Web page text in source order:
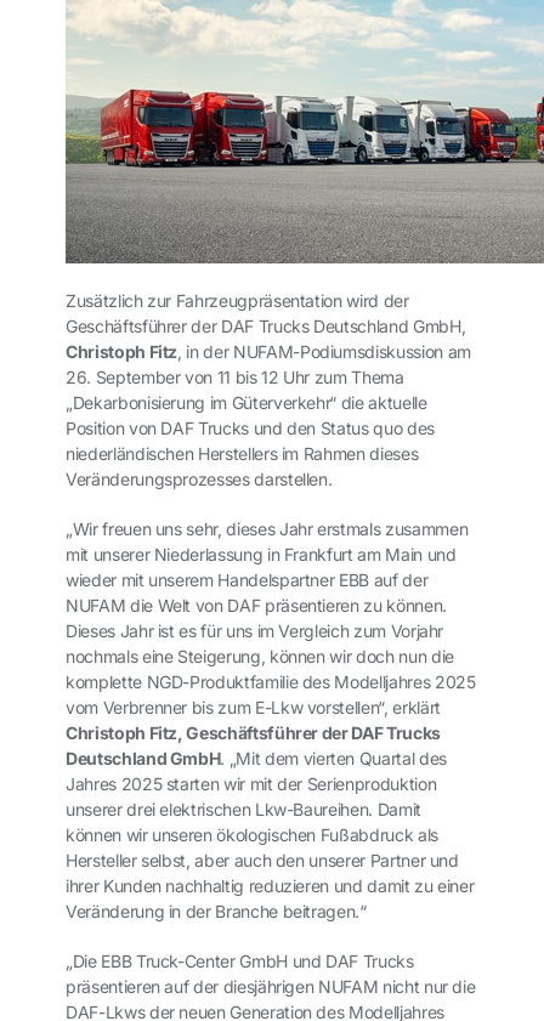
Zusätzlich zur Fahrzeugpräsentation wird der
Geschäftsführer der DAF Trucks Deutschland GmbH,
Christoph Fitz, in der NUFAM-Podiumsdiskussion am
26. September von 11 bis 12 Uhr zum Thema
„Dekarbonisierung im Güterverkehr“ die aktuelle
Position von DAF Trucks und den Status quo des
niederländischen Herstellers im Rahmen dieses
Veränderungsprozesses darstellen.
„Wir freuen uns sehr, dieses Jahr erstmals zusammen
mit unserer Niederlassung in Frankfurt am Main und
wieder mit unserem Handelspartner EBB auf der
NUFAM die Welt von DAF präsentieren zu können.
Dieses Jahr ist es für uns im Vergleich zum Vorjahr
nochmals eine Steigerung, können wir doch nun die
komplette NGD-Produktfamilie des Modelljahres 2025
vom Verbrenner bis zum E-Lkw vorstellen“, erklärt
Christoph Fitz, Geschäftsführer der DAF Trucks
Deutschland GmbH. „Mit dem vierten Quartal des
Jahres 2025 starten wir mit der Serienproduktion
unserer drei elektrischen Lkw-Baureihen. Damit
können wir unseren ökologischen Fußabdruck als
Hersteller selbst, aber auch den unserer Partner und
ihrer Kunden nachhaltig reduzieren und damit zu einer
Veränderung in der Branche beitragen.“
„Die EBB Truck-Center GmbH und DAF Trucks
präsentieren auf der diesjährigen NUFAM nicht nur die
DAF-Lkws der neuen Generation des Modelljahres